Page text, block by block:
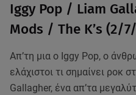
Iggy Pop / Liam
Mods / The K’s (2/
Απ’τη μια ο Iggy Pop, o
ελάχιστοι τι σημαίνει ροκ
Gallagher, ένα απ’τα